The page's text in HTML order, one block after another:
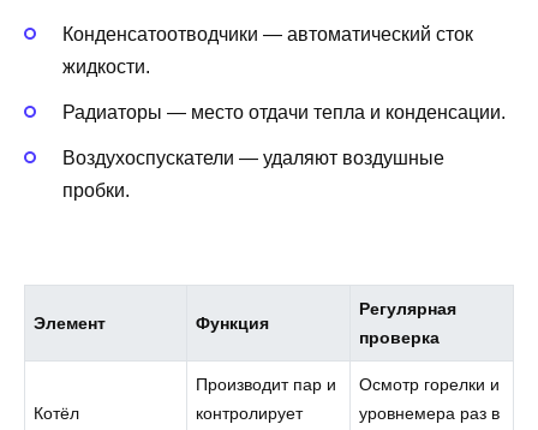
Конденсатоотводчики — автоматический сток
жидкости.
Радиаторы — место отдачи тепла и конденсации.
Воздухоспускатели — удаляют воздушные
пробки.
Элемент Функция
Регулярная
проверка
Котёл
Производит пар и
контролирует
Осмотр горелки и
уровнемера раз в